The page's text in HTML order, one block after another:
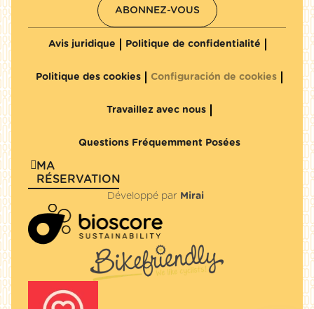
ABONNEZ-VOUS
Avis juridique Politique de confidentialité
Politique des cookies Configuración de cookies
Travaillez avec nous
Questions Fréquemment Posées
MA
RÉSERVATION
Développé par Mirai